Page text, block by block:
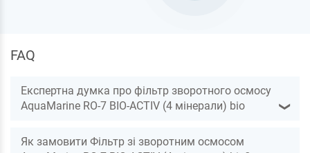
FAQ
Експертна думка про фільтр зворотного осмосу
AquaMarine RO-7 BIO-ACTIV (4 мінерали) bio
❯
Як замовити Фільтр зі зворотним осмосом